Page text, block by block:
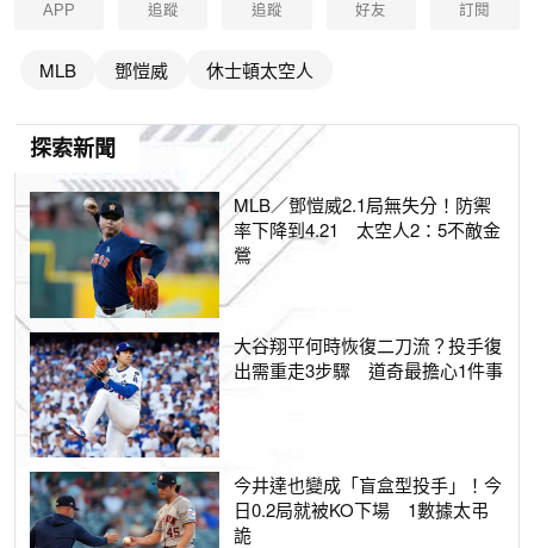
APP 追蹤 追蹤 好友 訂閱
MLB 鄧愷威 休士頓太空人
探索新聞
MLB／鄧愷威2.1局無失分！防禦
率下降到4.21 太空人2：5不敵金
鶯
大谷翔平何時恢復二刀流？投手復
出需重走3步驟 道奇最擔心1件事
今井達也變成「盲盒型投手」！今
日0.2局就被KO下場 1數據太弔
詭